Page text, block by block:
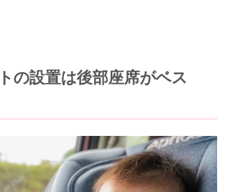
の設置は後部座席がベス